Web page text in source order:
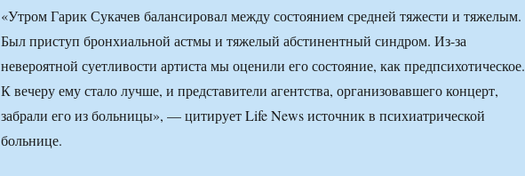
«Утром Гарик Сукачев балансировал между состоянием средней тяжести и тяжелым.
Был приступ бронхиальной астмы и тяжелый абстинентный синдром. Из-за
невероятной суетливости артиста мы оценили его состояние, как предпсихотическое.
К вечеру ему стало лучше, и представители агентства, организовавшего концерт,
забрали его из больницы», — цитирует Life News источник в психиатрической
больнице.